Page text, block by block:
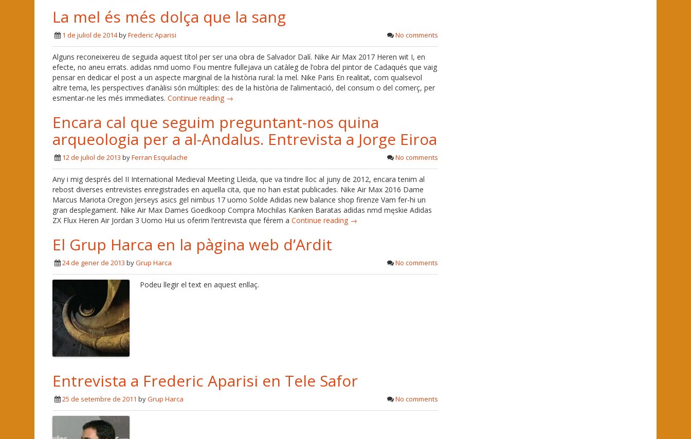
La mel és més dolça que la sang
1 de juliol de 2014byFrederic Aparisi No comments
Alguns reconeixereu de seguida aquest títol per ser una obra de Salvador Dalí. Nike Air Max 2017 Heren wit I, en
efecte, no aneu errats. adidas nmd uomo Fou mentre fullejava un catàleg de l’obra del pintor de Cadaqués que vaig
pensar en dedicar el post a un aspecte marginal de la història rural: la mel. Nike Paris En realitat, com qualsevol
altre tema, les perspectives d’anàlisi són múltiples: des de la història de l’alimentació, del consum o del comerç, per
esmentar-ne les més immediates. Continue reading →
Encara cal que seguim preguntant-nos quina
arqueologia per a al-Andalus. Entrevista a Jorge Eiroa
12 de juliol de 2013 byFerran Esquilache No comments
Any i mig després del II International Medieval Meeting Lleida, que va tindre lloc al juny de 2012, encara tenim al
rebost diverses entrevistes enregistrades en aquella cita, que no han estat publicades. Nike Air Max 2016 Dame
Marcus Mariota Oregon Jerseys asics gel nimbus 17 uomo Solde Adidas new balance shop firenze Vam fer-hi un
gran desplegament. Nike Air Max Dames Goedkoop Compra Mochilas Kanken Baratas adidas nmd męskie Adidas
ZX Flux Heren Air Jordan 3 Uomo Hui us oferim l’entrevista que férem a Continue reading →
El Grup Harca en la pàgina web d’Ardit
24 de gener de 2013 byGrup Harca No comments
Podeu llegir el text en aquest enllaç.
Entrevista a Frederic Aparisi en Tele Safor
25 de setembre de 2011 byGrup Harca No comments